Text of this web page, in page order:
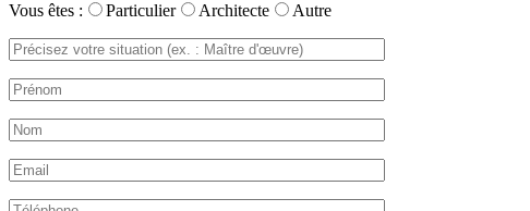
Vous êtes : Particulier Architecte Autre